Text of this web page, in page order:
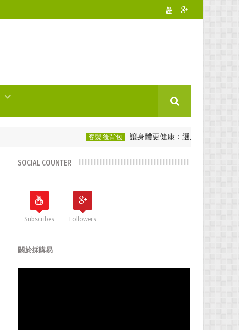
客製 後背包 讓身體更健康：選用後背包愛護脊椎！
SOCIAL COUNTER
Subscribes Followers
關於採購易